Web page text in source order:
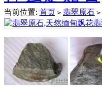
当前位置: 首页 > 翡翠原石 >